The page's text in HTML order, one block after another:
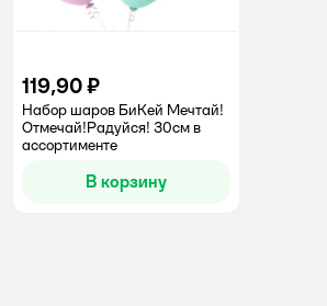
119,90 ₽
Набор шаров БиКей Мечтай!
Отмечай!Радуйся! 30см в
ассортименте
В корзину